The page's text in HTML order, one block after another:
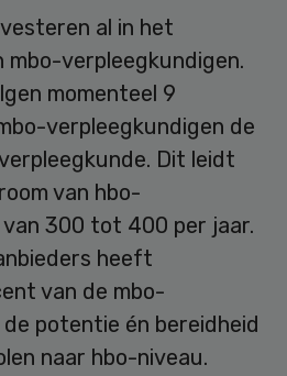
al in het
mbo-verpleegkundigen.
momenteel 9
verpleegkundigen de
Dit leidt
van hbo-
300 tot 400 per jaar.
heeft
van de mbo-
potentie én bereidheid
naar hbo-niveau.